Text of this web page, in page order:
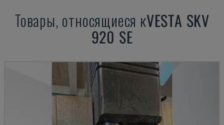
Товары, относящиеся кVESTA SKV
920 SE